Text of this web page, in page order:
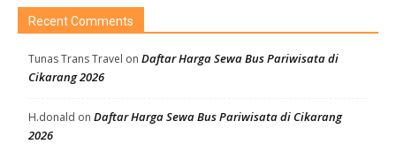
Recent Comments
Tunas Trans Travel on Daftar Harga Sewa Bus Pariwisata di
Cikarang 2026
H.donald on Daftar Harga Sewa Bus Pariwisata di Cikarang
2026